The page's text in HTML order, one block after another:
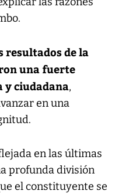
resultados de la
una fuerte
ciudadana,
en una
en las últimas
profunda división
el constituyente se